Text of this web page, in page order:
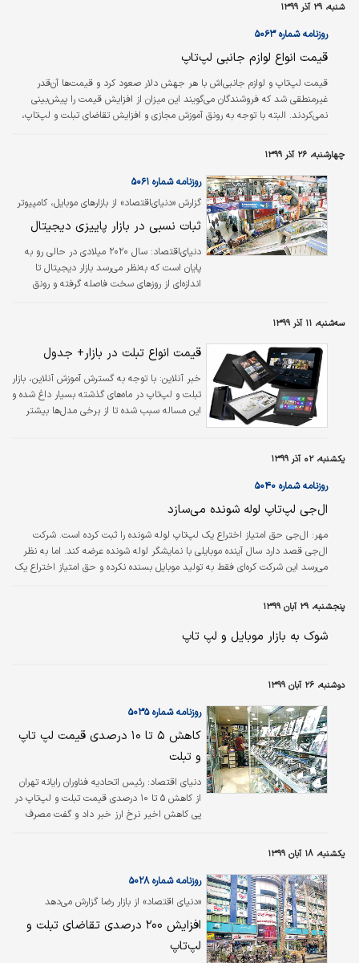
شنبه، ۲۹ آذر ۱۳۹۹
روزنامه شماره ۵۰۶۳
قیمت انواع لوازم جانبی لپ‌تاپ
قیمت لپ‌تاپ و لوازم جانبی‌اش با هر جهش دلار صعود کرد و قیمت‌ها آن‌قدر
غیرمنطقی شد که فروشندگان می‌گویند این میزان از افزایش قیمت را پیش‌بینی
نمی‌کردند. البته با توجه به رونق آموزش مجازی و افزایش تقاضای تبلت و لپ‌تاپ،
عرضه جنس‌های جدید به بازار قیمت‌ها متعادل‌‌ شوند.
چهارشنبه، ۲۶ آذر ۱۳۹۹
گزارش «دنیای‌اقتصاد» از بازارهای‌ موبایل، کامپیوتر
و لپ‌تاپ
روزنامه شماره ۵۰۶۱
ثبات نسبی در بازار پاییزی دیجیتال
دنیای‌اقتصاد:
سال ۲۰۲۰ میلادی در حالی رو به
پایان است که به‌نظر می‌رسد بازار دیجیتال تا
اندازه‌ای از روزهای سخت فاصله گرفته و رونق
موجودی کالایی فروشندگان را زنده کرد. پس از آن
پایان دوره ریاست جمهوری ترامپ و احتمال
افزایش ارزش ریال در برابر دلار و کاهش
تحریم‌های سختگیرانه، عامل دیگری است که
به‌نظر می‌رسید بتواند تاثیرات مثبتی بر وضعیت
سه‌شنبه، ۱۱ آذر ۱۳۹۹
قیمت انواع تبلت در بازار+ جدول
خبر آنلاین: با توجه به گسترش آموزش آنلاین، بازار
تبلت و لپ‌تاپ در ماه‌های گذشته بسیار داغ شده و
این مساله سبب شده تا از برخی مدل‌ها بیشتر
یکشنبه، ۰۲ آذر ۱۳۹۹
روزنامه شماره ۵۰۴۰
ال‌جی لپ‌تاپ لوله شونده می‌سازد
مهر: ال‌جی حق امتیاز اختراع یک لپ‌تاپ لوله شونده را ثبت کرده است. شرکت
ال‌جی قصد دارد سال آینده موبایلی با نمایشگر لوله شونده عرضه کند. اما به نظر
می‌رسد این شرکت کره‌ای فقط به تولید موبایل بسنده نکرده و حق امتیاز اختراع یک
پدلمسی در بخش مخصوص لوله شدن نمایشگر جمع می‌شود. بنابراین دستگاه در
حالت باز شبیه یک ساندبار است. چنین لپ‌تاپی فضای کمتری اشغال می‌کند و
حمل و نقل آن راحت تر است. از آنجا که فناوری انعطاف پذیر ظریف است،…
پنجشنبه، ۲۹ آبان ۱۳۹۹
شوک به بازار موبایل و لپ تاپ
دوشنبه، ۲۶ آبان ۱۳۹۹
روزنامه شماره ۵۰۳۵
کاهش ۵ تا ۱۰ درصدی قیمت لپ تاپ
و تبلت
دنیای اقتصاد: رئیس اتحادیه فناوران رایانه تهران
از کاهش ۵ تا ۱۰ درصدی قیمت تبلت و لپ‌تاپ در
پی کاهش اخیر نرخ ارز خبر داد و گفت مصرف
اما سقف ثبت سفارش همچنان طبق میانگین
سال‌های ۱۳۹۷ و ۱۳۹۸ محاسبه می‌شود و بنابراین
تعداد دستگاه‌های مورد نظر نسبت به تقاضا بسیار
کم بود. محمدرضا فرجی در گفت‌وگو با «ایسنا» با
تاکید بر ضرورت ثبات نرخ ارز در کشور و با بیان
یکشنبه، ۱۸ آبان ۱۳۹۹
«دنیای اقتصاد» از بازار رضا گزارش می‌دهد
روزنامه شماره ۵۰۲۸
افزایش ۲۰۰ درصدی تقاضای تبلت و
لپ‌‌تاپ